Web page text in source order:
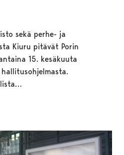
sekä perhe- ja
Kiuru pitävät Porin
15. kesäkuuta